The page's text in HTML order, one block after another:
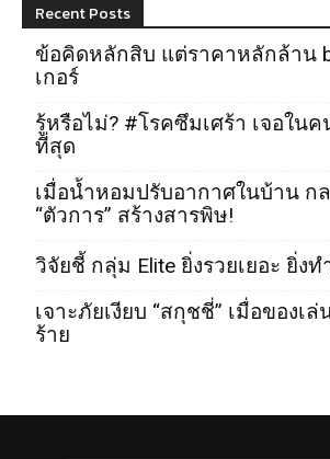
Recent Posts
ข้อคิดหลักสิบ แต่ราคาหลักล้าน
เกอร์
รู้หรือไม่? #โรคซึมเศร้า เจอใน
ที่สุด
เมื่อน้ำหอมปรับอากาศในบ้าน ก
“ตัวการ” สร้างสารพิษ!
วิจัยชี้ กลุ่ม Elite ยิ่งรวยเยอะ ยิ่งท
เจาะภัยเงียบ “สกุชชี่” เมื่อของเ
ร้าย